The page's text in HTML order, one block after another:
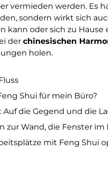
vermieden werden. Es
sondern wirkt sich
kann oder sich zu
der chinesischen
holen.
Shui für mein Büro?
Auf die Gegend und die
zur Wand, die Fenster im
mit Feng Shui